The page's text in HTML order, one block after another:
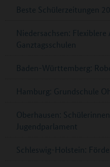
Beste Schülerzeitungen
Niedersachsen:
Ganztagsschulen
Baden-Württemberg:
Hamburg: Grundschule
Oberhausen:
Jugendparlament
Schleswig-Holstein: